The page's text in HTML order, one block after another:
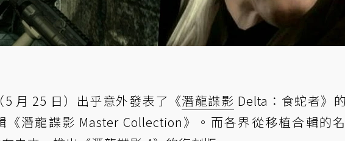
5 月 25 日）出乎意外發表了《潛龍諜影 Delta：食蛇者》
《潛龍諜影 Master Collection》。而各界從移植合輯的